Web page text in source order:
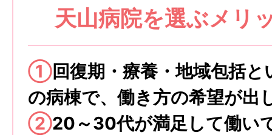
天山病院を選ぶメリ
①回復期・療養・地域包括と
の病棟で、働き方の希望が出
②20～30代が満足して働い